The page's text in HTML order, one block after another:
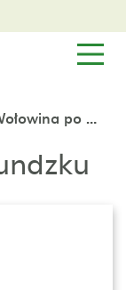
Wołowina po burgundzku